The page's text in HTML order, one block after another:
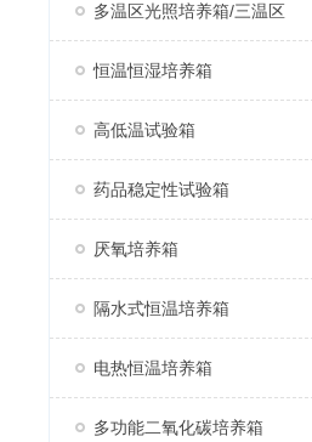
多温区光照培养箱/三温区
恒温恒湿培养箱
高低温试验箱
药品稳定性试验箱
厌氧培养箱
隔水式恒温培养箱
电热恒温培养箱
多功能二氧化碳培养箱